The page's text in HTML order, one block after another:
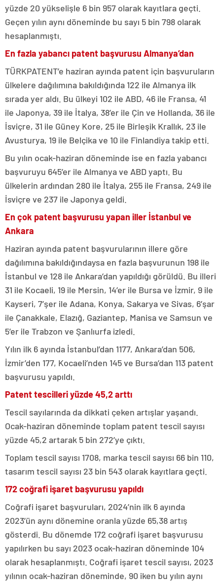
yüzde 20 yükselişle 6 bin 957 olarak kayıtlara geçti.
Geçen yılın aynı döneminde bu sayı 5 bin 798 olarak
hesaplanmıştı.
En fazla yabancı patent başvurusu Almanya’dan
TÜRKPATENT’e haziran ayında patent için başvuruların
ülkelere dağılımına bakıldığında 122 ile Almanya ilk
sırada yer aldı. Bu ülkeyi 102 ile ABD, 46 ile Fransa, 41
ile Japonya, 39 ile İtalya, 38’er ile Çin ve Hollanda, 36 ile
İsviçre, 31 ile Güney Kore, 25 ile Birleşik Krallık, 23 ile
Avusturya, 19 ile Belçika ve 10 ile Finlandiya takip etti.
Bu yılın ocak-haziran döneminde ise en fazla yabancı
başvuruyu 645’er ile Almanya ve ABD yaptı. Bu
ülkelerin ardından 280 ile İtalya, 255 ile Fransa, 249 ile
İsviçre ve 237 ile Japonya geldi.
En çok patent başvurusu yapan iller İstanbul ve
Ankara
Haziran ayında patent başvurularının illere göre
dağılımına bakıldığındaysa en fazla başvurunun 198 ile
İstanbul ve 128 ile Ankara’dan yapıldığı görüldü. Bu illeri
31 ile Kocaeli, 19 ile Mersin, 14’er ile Bursa ve İzmir, 9 ile
Kayseri, 7’şer ile Adana, Konya, Sakarya ve Sivas, 6’şar
ile Çanakkale, Elazığ, Gaziantep, Manisa ve Samsun ve
5’er ile Trabzon ve Şanlıurfa izledi.
Yılın ilk 6 ayında İstanbul’dan 1177, Ankara’dan 506,
İzmir’den 177, Kocaeli’nden 145 ve Bursa’dan 113 patent
başvurusu yapıldı.
Patent tescilleri yüzde 45,2 arttı
Tescil sayılarında da dikkati çeken artışlar yaşandı.
Ocak-haziran döneminde toplam patent tescil sayısı
yüzde 45,2 artarak 5 bin 272’ye çıktı.
Toplam tescil sayısı 1708, marka tescil sayısı 66 bin 110,
tasarım tescil sayısı 23 bin 543 olarak kayıtlara geçti.
172 coğrafi işaret başvurusu yapıldı
Coğrafi işaret başvuruları, 2024’nin ilk 6 ayında
2023’ün aynı dönemine oranla yüzde 65,38 artış
gösterdi. Bu dönemde 172 coğrafi işaret başvurusu
yapılırken bu sayı 2023 ocak-haziran döneminde 104
olarak hesaplanmıştı. Coğrafi işaret tescil sayısı, 2023
yılının ocak-haziran döneminde, 90 iken bu yılın aynı